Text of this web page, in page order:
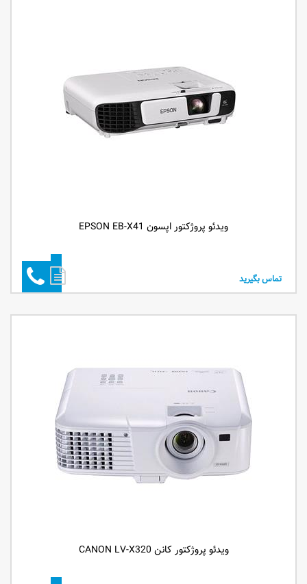
ویدئو پروژکتور اپسون EPSON EB-X41
تماس بگیرید
ویدئو پروژکتور کانن CANON LV-X320